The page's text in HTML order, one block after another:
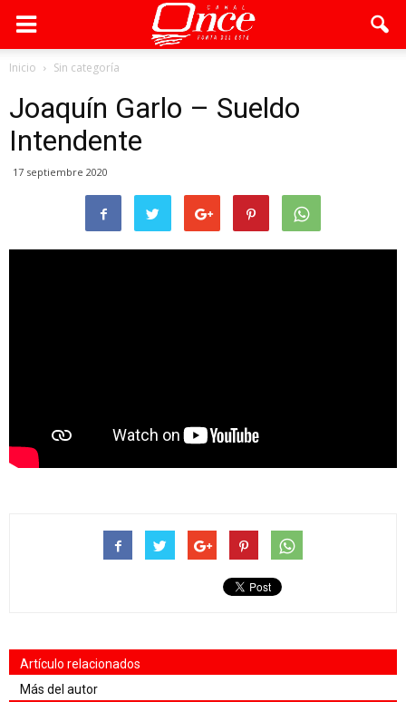
Inicio Sin categoría
Joaquín Garlo – Sueldo
Intendente
17 septiembre 2020
Artículo relacionados
Más del autor